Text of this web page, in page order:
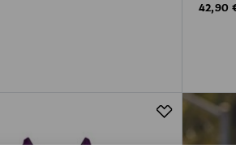
Original
42,90